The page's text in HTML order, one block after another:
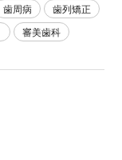
歯周病
歯列矯正
審美歯科